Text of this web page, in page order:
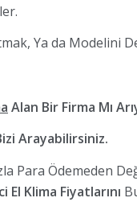
Ya da Modelini
Alan Bir Firma Mı
Arayabilirsiniz.
Para Ödemeden
El Klima Fiyatlarını